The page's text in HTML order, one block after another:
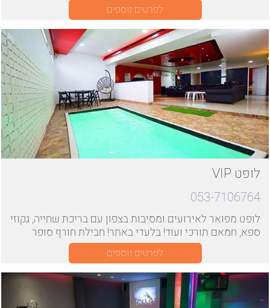
לפרטים נוספים
לופט VIP
053-7106764
לופט מפואר לאירועים ומסיבות בצפון עם בריכת שחייה, גקוזי
ספא, חמאם תורכי ועוד! בלעדי באתר! חבילת חורף סופר
משתלמת למסיבות רווקים/ רווקות !
לפרטים נוספים